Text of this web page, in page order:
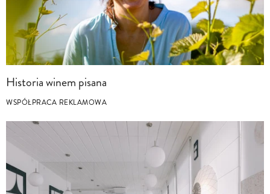
Historia winem pisana
WSPÓŁPRACA REKLAMOWA